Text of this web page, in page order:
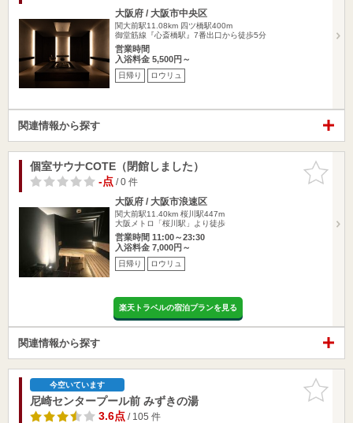
大阪府 / 大阪市中央区
関大前駅11.08km 四ツ橋駅400m
御堂筋線『心斎橋駅』7番出口から徒歩5分
営業時間
入浴料金 5,500円～
日帰り ロウリュ
関連情報から探す
お気に入
りに追加
個室サウナCOTE（閉館しました）
-点/ 0 件
大阪府 / 大阪市浪速区
関大前駅11.40km 桜川駅447m
大阪メトロ「桜川駅」より徒歩
営業時間 11:00～23:30
入浴料金 7,000円～
日帰り ロウリュ
楽天トラベルの宿泊プランを見る
関連情報から探す
お気に入
りに追加
今空いています
尼崎センタープール前 みずきの湯
3.6点/ 105 件